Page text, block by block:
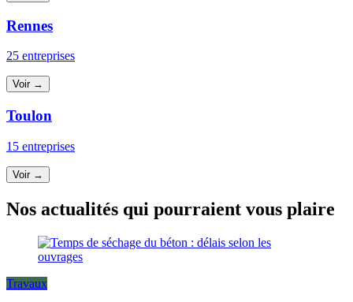
Rennes
25 entreprises
Voir →
Toulon
15 entreprises
Voir →
Nos actualités qui pourraient vous plaire
Travaux